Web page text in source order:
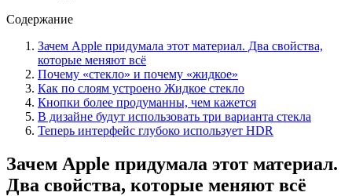
Содержание
Зачем Apple придумала этот материал. Два свойства,
которые меняют всё
Почему «стекло» и почему «жидкое»
Как по слоям устроено Жидкое стекло
Кнопки более продуманны, чем кажется
В дизайне будут использовать три варианта стекла
Теперь интерфейс глубоко использует HDR
Зачем Apple придумала этот материал.
Два свойства, которые меняют всё